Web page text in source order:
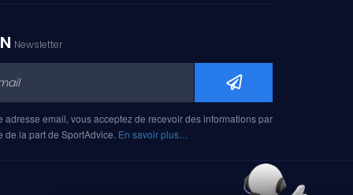
Ski freeride 2019
Ski freestyle 2019
Ski AM 2019
Newsletter
adresse email, vous acceptez de recevoir des informations par
de la part de SportAdvice. En savoir plus…